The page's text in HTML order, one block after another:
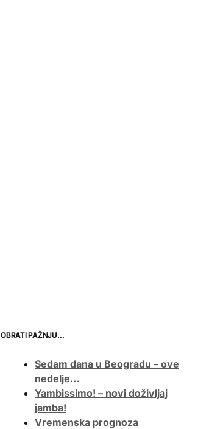
OBRATI PAŽNJU…
Sedam dana u Beogradu – ove
nedelje…
Yambissimo! – novi doživljaj
jamba!
Vremenska prognoza